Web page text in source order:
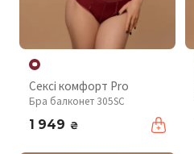
Сексі комфорт Pro
Бра балконет 305SC
1 949 ₴